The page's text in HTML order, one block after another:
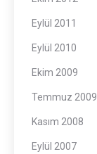
Eylül 2011
Eylül 2010
Ekim 2009
Temmuz 2009
Kasım 2008
Eylül 2007